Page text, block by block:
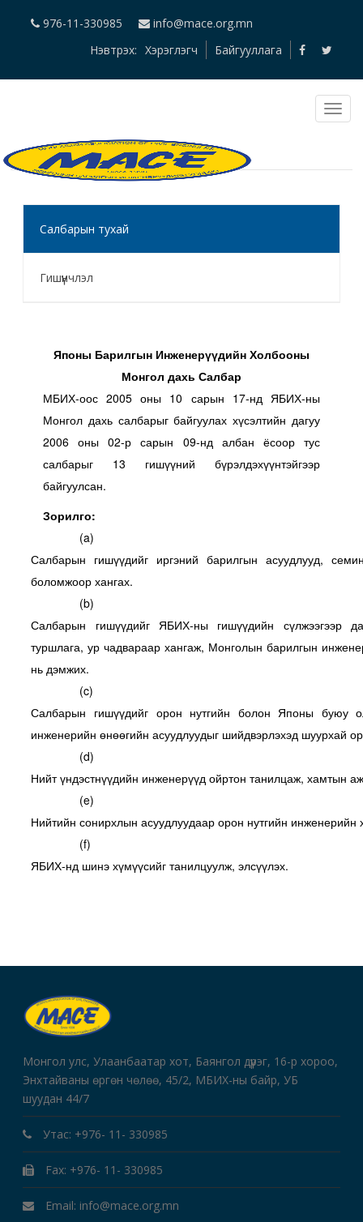
976-11-330985
info@mace.org.mn
Нэвтрэх: Хэрэглэгч Байгууллага
Салбарын тухай
Гишүүнчлэл
Японы Барилгын Инженерүүдийн Холбооны
Монгол дахь Салбар
МБИХ-оос 2005 оны 10 сарын 17-нд ЯБИХ-ны
Монгол дахь салбарыг байгуулах хүсэлтийн дагуу
2006 оны 02-р сарын 09-нд албан ёсоор тус
салбарыг 13 гишүүний бүрэлдэхүүнтэйгээр
байгуулсан.
Зорилго:
(a)
Салбарын гишүүдийг иргэний барилгын асуудлууд,
боломжоор хангах.
(b)
Салбарын гишүүдийг ЯБИХ-ны гишүүдийн сүлжээгээр
туршлага, ур чадвараар хангаж, Монголын барилгын
нь дэмжих.
(c)
Салбарын гишүүдийг орон нутгийн болон Японы буюу
инженерийн өнөөгийн асуудлуудыг шийдвэрлэхэд шуурхай
(d)
Нийт үндэстнүүдийн инженерүүд ойртон танилцаж, хамтын
(e)
Нийтийн сонирхлын асуудлуудаар орон нутгийн
(f)
ЯБИХ-нд шинэ хүмүүсийг танилцуулж, элсүүлэх.
Монгол улс, Улаанбаатар хот, Баянгол дүүрэг, 16-р хороо,
Энхтайваны өргөн чөлөө, 45/2, МБИХ-ны байр, УБ
шуудан 44/7
Утас: +976- 11- 330985
Fax: +976- 11- 330985
Email: info@mace.org.mn